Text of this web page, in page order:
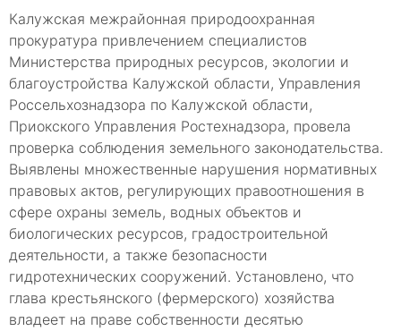
Калужская межрайонная природоохранная
прокуратура привлечением специалистов
Министерства природных ресурсов, экологии и
благоустройства Калужской области, Управления
Россельхознадзора по Калужской области,
Приокского Управления Ростехнадзора, провела
проверка соблюдения земельного законодательства.
Выявлены множественные нарушения нормативных
правовых актов, регулирующих правоотношения в
сфере охраны земель, водных объектов и
биологических ресурсов, градостроительной
деятельности, а также безопасности
гидротехнических сооружений. Установлено, что
глава крестьянского (фермерского) хозяйства
владеет на праве собственности десятью